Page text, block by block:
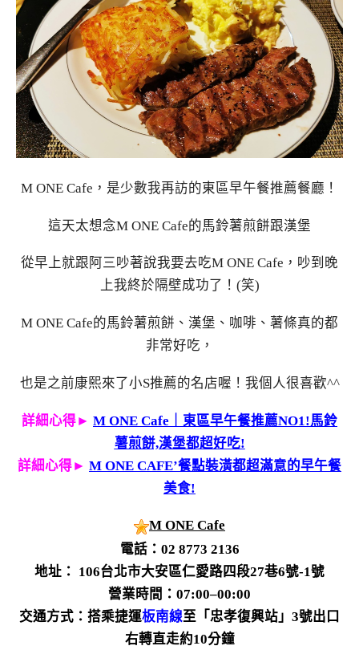
M ONE Cafe，是少數我再訪的東區早午餐推薦餐廳！
這天太想念M ONE Cafe的馬鈴薯煎餅跟漢堡
從早上就跟阿三吵著說我要去吃M ONE Cafe，吵到晚
上我終於隔壁成功了！(笑)
M ONE Cafe的馬鈴薯煎餅、漢堡、咖啡、薯條真的都
非常好吃，
也是之前康熙來了小S推薦的名店喔！我個人很喜歡^^
詳細心得► M ONE Cafe｜東區早午餐推薦NO1!馬鈴
薯煎餅,漢堡都超好吃!
詳細心得► M ONE CAFE’餐點裝潢都超滿意的早午餐
美食!
M ONE Cafe
電話：02 8773 2136
地址： 106台北市大安區仁愛路四段27巷6號-1號
營業時間：07:00–00:00
交通方式： 搭乘捷運板南線至「忠孝復興站」3號出口
右轉直走約10分鐘